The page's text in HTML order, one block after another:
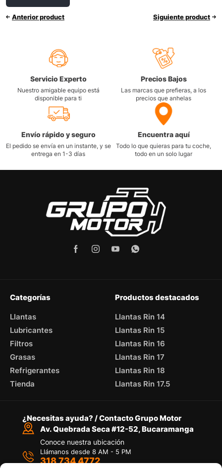
Anterior product Siguiente product
Servicio Experto
Nuestro amigable equipo está
disponible para ti
Precios Bajos
Las marcas que prefieras, a los
precios que anhelas
Envío rápido y seguro
El pedido se envía en un instante, y se
entrega en 1-3 días
Encuentra aquí
Todo lo que quieras para tu coche,
todo en un solo lugar
Categorías
Llantas
Lubricantes
Filtros
Grasas
Refrigerantes
Tienda
Productos destacados
Llantas Rin 14
Llantas Rin 15
Llantas Rin 16
Llantas Rin 17
Llantas Rin 18
Llantas Rin 17.5
¿Necesitas ayuda? / Contacto Grupo Motor
Av. Quebrada Seca #12-52, Bucaramanga
Conoce nuestra ubicación
Llámanos desde 8 AM - 5 PM
318 734 4772